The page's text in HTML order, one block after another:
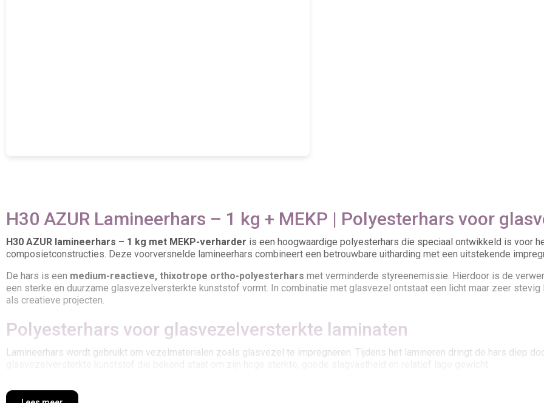
H30 AZUR Lamineerhars – 1 kg + MEKP | Polyesterhars voor
H30 AZUR lamineerhars – 1 kg met MEKP-verharder is een hoogwaardige polyesterhars die speciaal ontwikkeld is voor
composietconstructies. Deze voorversnelde lamineerhars combineert een betrouwbare uitharding met een uitstekende
De hars is een medium-reactieve, thixotrope ortho-polyesterhars met verminderde styreenemissie. Hierdoor is de
een sterke en duurzame glasvezelversterkte kunststof vormt. In combinatie met glasvezel ontstaat een licht maar zeer
als creatieve projecten.
Polyesterhars voor glasvezelversterkte laminaten
Lamineerhars wordt gebruikt om vezelmaterialen zoals glasvezel te impregneren. Tijdens het lamineren dringt de hars diep
carrosserieonderdelen, vijvers, daken of technische composietonderdelen.